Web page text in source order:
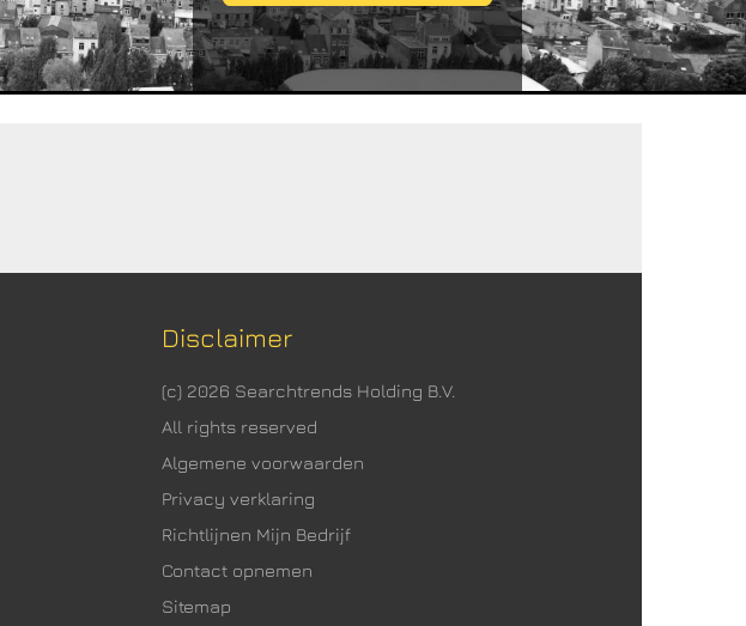
Disclaimer
(c) 2026 Searchtrends Holding B.V.
All rights reserved
Algemene voorwaarden
Privacy verklaring
Richtlijnen Mijn Bedrijf
Contact opnemen
Sitemap